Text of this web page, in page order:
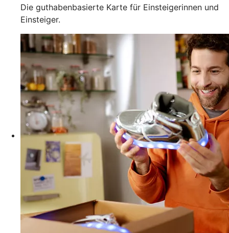
Die guthabenbasierte Karte für Einsteigerinnen und
Einsteiger.